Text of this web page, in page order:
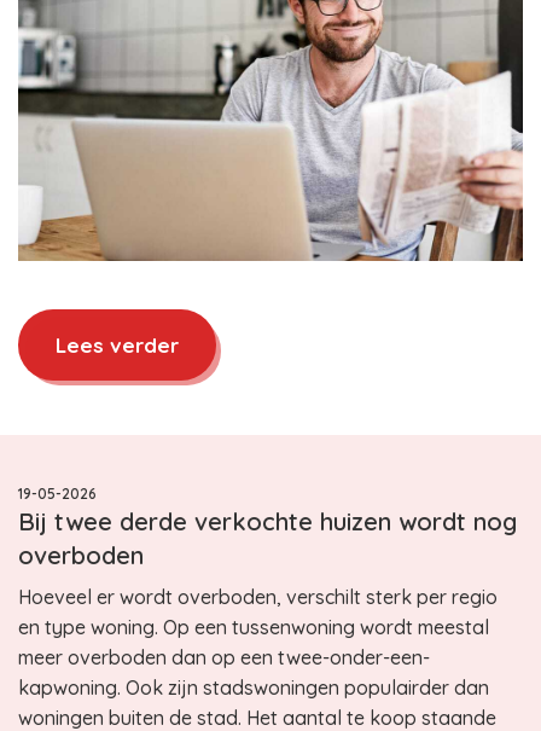
Lees verder
19-05-2026
Bij twee derde verkochte huizen wordt nog
overboden
Hoeveel er wordt overboden, verschilt sterk per regio
en type woning. Op een tussenwoning wordt meestal
meer overboden dan op een twee-onder-een-
kapwoning. Ook zijn stadswoningen populairder dan
woningen buiten de stad. Het aantal te koop staande